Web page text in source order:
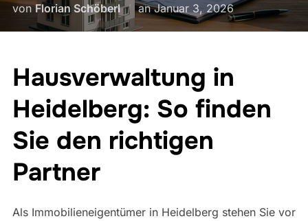
vonFlorian Schöberl anVeröffentlicht
Januar 3, 2026
Hausverwaltung in
Heidelberg: So finden
Sie den richtigen
Partner
Als Immobilieneigentümer in Heidelberg stehen Sie vor